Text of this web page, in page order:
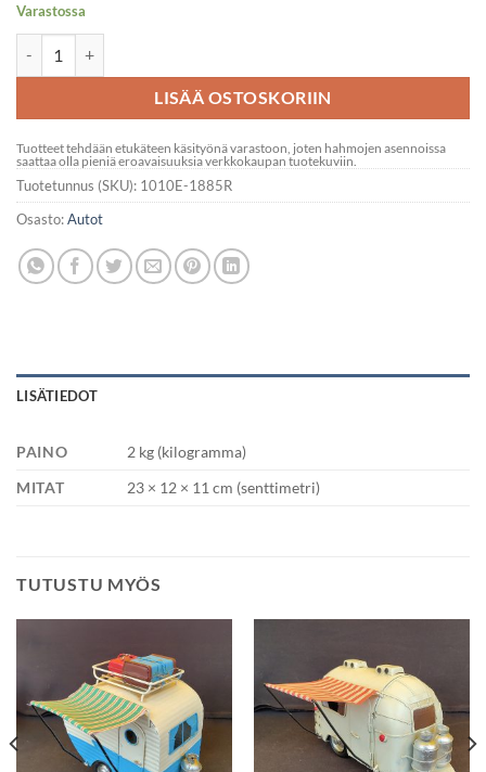
Varastossa
LISÄÄ OSTOSKORIIN
Tuotteet tehdään etukäteen käsityönä varastoon, joten hahmojen asennoissa
saattaa olla pieniä eroavaisuuksia verkkokaupan tuotekuviin.
Tuotetunnus (SKU): 1010E-1885R
Osasto:Autot
LISÄTIEDOT
PAINO
2 kg (kilogramma)
MITAT
23 × 12 × 11 cm (senttimetri)
TUTUSTU MYÖS